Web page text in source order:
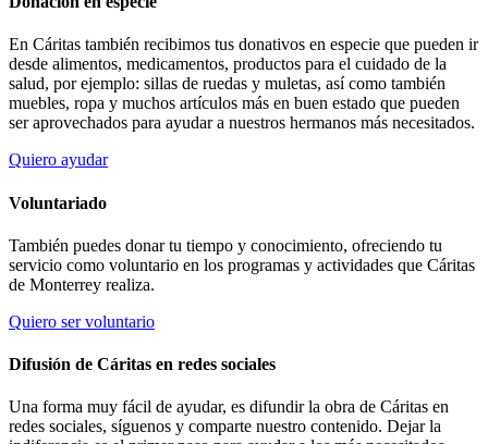
En Cáritas también recibimos tus donativos en especie que pueden ir
desde alimentos, medicamentos, productos para el cuidado de la
salud, por ejemplo: sillas de ruedas y muletas, así como también
muebles, ropa y muchos artículos más en buen estado que pueden
ser aprovechados para ayudar a nuestros hermanos más necesitados.
Quiero ayudar
Voluntariado
También puedes donar tu tiempo y conocimiento, ofreciendo tu
servicio como voluntario en los programas y actividades que Cáritas
de Monterrey realiza.
Quiero ser voluntario
Difusión de Cáritas en redes sociales
Una forma muy fácil de ayudar, es difundir la obra de Cáritas en
redes sociales, síguenos y comparte nuestro contenido. Dejar la